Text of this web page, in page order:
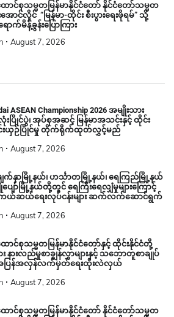
ောင်စုသမ္မတမြန်မာနိုင်ငံတော် နိုင်ငံတော်သမ္မတ
အောင်လှိုင် “မြန်မာ-ထိုင်း စီးပွားရေးဖိုရမ်” သို့
က်မိန့်ခွန်းပြောကြား
August 7, 2026
ASEAN Championship 2026 အမျိုးသား
ပြိုင်ပွဲ၊ အုပ်စုအဆင့် မြန်မာအသင်းနှင့် ထိုင်း
ယှဉ်ပြိုင်မှု တိုက်ရိုက်ထုတ်လွှင့်မည်
August 7, 2026
ျက်နှာမြို့နယ်၊ ဟင်္သာတမြို့နယ်၊ ရေကြည်မြို့နယ်
ျော်မြို့နယ်တို့တွင် ရေကြီးရေလျှံမှုများကြောင့်
ဆယ်ရေးလုပ်ငန်းများ ဆက်လက်ဆောင်ရွက်
August 7, 2026
ောင်စုသမ္မတမြန်မာနိုင်ငံတော်နှင့် ထိုင်းနိုင်ငံတို့
နားလည်မှုစာချွန်လွှာများနှင့် သဘောတူစာချုပ်
အပြန်အလှန်လက်မှတ်ရေးထိုးလဲလှယ်
August 7, 2026
ောင်စုသမ္မတမြန်မာနိုင်ငံတော် နိုင်ငံတော်သမ္မတ